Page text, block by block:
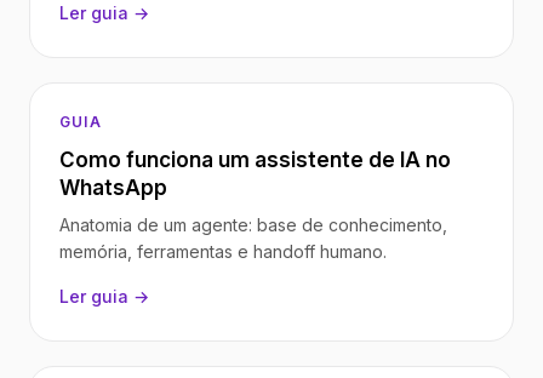
Ler guia →
GUIA
Como funciona um assistente de IA no
WhatsApp
Anatomia de um agente: base de conhecimento,
memória, ferramentas e handoff humano.
Ler guia →